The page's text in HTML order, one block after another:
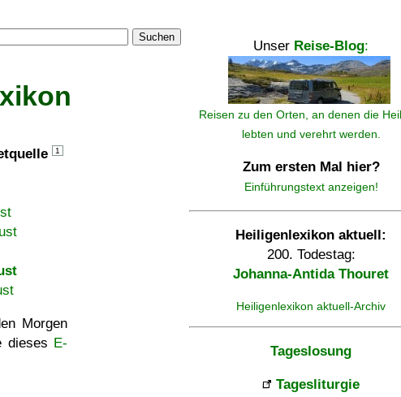
Suchen
1
Morgen
dieses E-
Unser Reise-Blog:
Reisen zu den Orten, an denen die
lebten und verehrt werden.
Zum ersten Mal hier?
Einführungstext anzeigen!
Heiligenlexikon aktuell:
200. Todestag:
Johanna-Antida Thouret
Heiligenlexikon aktuell-Archiv
Tageslosung
Tagesliturgie